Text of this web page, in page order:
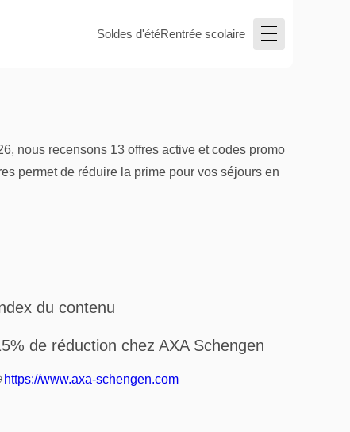
Soldes d'étéRentrée scolaire
nous recensons 13 offres active et codes promo
permet de réduire la prime pour vos séjours en
du contenu
de réduction chez AXA Schengen
https://www.axa-schengen.com